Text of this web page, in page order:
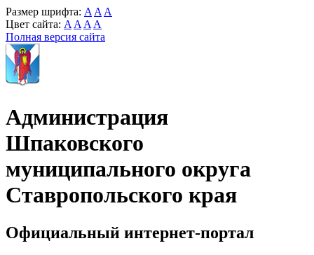
Размер шрифта: A A A
Цвет сайта: A A A A
Полная версия сайта
Администрация
Шпаковского
муниципального округа
Ставропольского края
Официальный интернет-портал